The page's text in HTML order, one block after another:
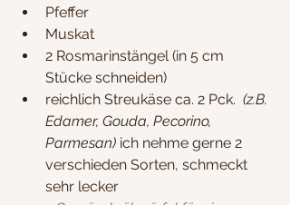
Pfeffer
Muskat
2 Rosmarinstängel (in 5 cm
Stücke schneiden)
reichlich Streukäse ca. 2 Pck. (z.B.
Edamer, Gouda, Pecorino,
Parmesan) ich nehme gerne 2
verschieden Sorten, schmeckt
sehr lecker